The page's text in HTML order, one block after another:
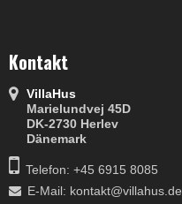
Kontakt
VillaHus
Marielundvej 45D
DK-2730 Herlev
Dänemark
Telefon: +45 6915 8085
E-Mail: kontakt@villahus.de